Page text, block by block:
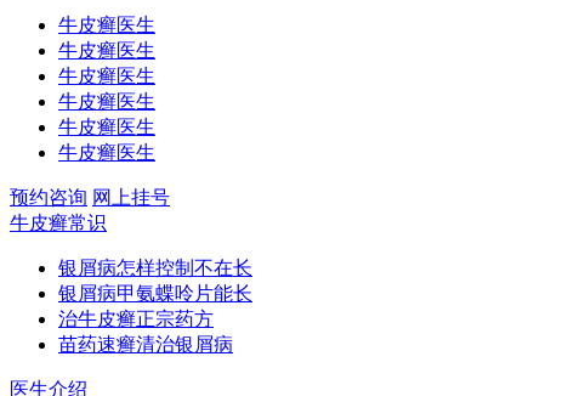
牛皮癣医生
牛皮癣医生
牛皮癣医生
牛皮癣医生
牛皮癣医生
牛皮癣医生
预约咨询 网上挂号
牛皮癣常识
银屑病怎样控制不在长
银屑病甲氨蝶呤片能长
治牛皮癣正宗药方
苗药速癣清治银屑病
医生介绍